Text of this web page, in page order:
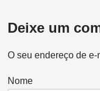
Deixe um
O seu endereço de
Nome